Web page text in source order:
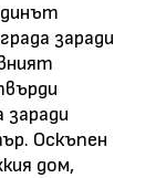
заради
заради
Оскъпен
дом,